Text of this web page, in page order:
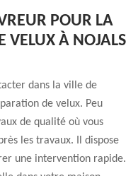
POUR LA
VELUX À NOJALS
dans la ville de
de velux. Peu
de qualité où vous
les travaux. Il dispose
une intervention rapide.